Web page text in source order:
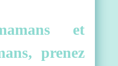
et
prenez